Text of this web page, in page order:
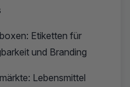
Etiketten für
und Branding
Lebensmittel